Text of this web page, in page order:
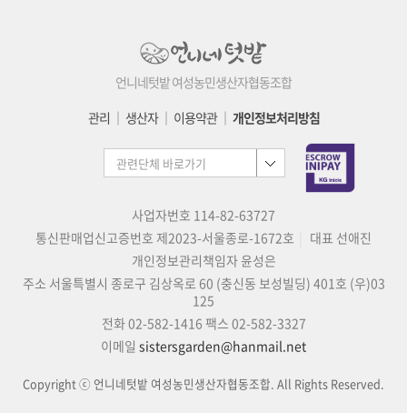
언니네텃밭 여성농민생산자협동조합
관리
생산자│ 이용약관│ 개인정보처리방침
사업자번호 114-82-63727
통신판매업신고증번호 제2023-서울종로-1672호
대표 선애진
개인정보관리책임자 윤성은
주소 서울특별시 종로구 김상옥로 60 (충신동 보성빌딩) 401호 (우)03
125
전화 02-582-1416 팩스 02-582-3327
이메일 sistersgarden@hanmail.net
Copyright ⓒ 언니네텃밭 여성농민생산자협동조합. All Rights Reserved.